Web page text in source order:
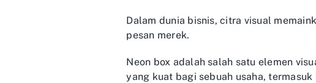
Dalam dunia bisnis, citra visual
pesan merek.
Neon box adalah salah satu elemen
yang kuat bagi sebuah usaha, termasuk